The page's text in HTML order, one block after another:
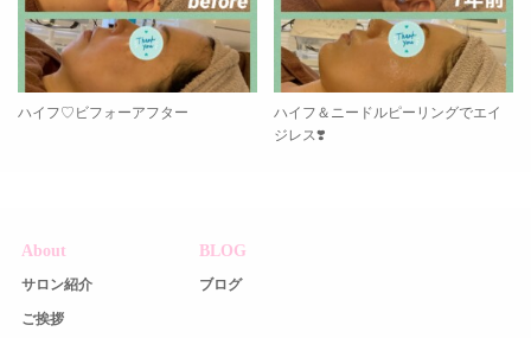
ハイフ♡ビフォーアフター
ハイフ＆ニードルピーリングでエイ
ジレス❣️
About
サロン紹介
ご挨拶
BLOG
ブログ